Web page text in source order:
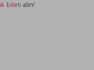
bileti alın!